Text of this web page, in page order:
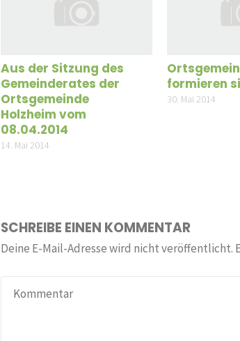
Aus der Sitzung des
Gemeinderates der
Ortsgemeinde
Holzheim vom
08.04.2014
14. Mai 2014
formieren
30. Mai 2014
SCHREIBE EINEN KOMMENTAR
Deine E-Mail-Adresse wird nicht veröffentlicht.